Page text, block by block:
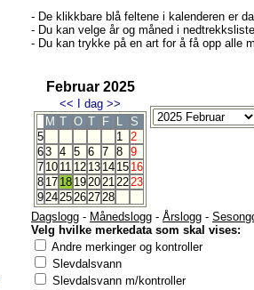
- De klikkbare blå feltene i kalenderen er
- Du kan velge år og måned i
- Du kan trykke på en art for å få opp alle
Februar 2025
<< I dag >>
M T O T F L
S
5
1 2
63 4 5 6 7 8 9
7 10 11 12 13 14 15 16
8 17 18 1920212223
92425262728
Dagslogg - Månedslogg - Årslogg -
Velg hvilke merkedata som skal vises:
Andre merkinger og kontroller
Slevdalsvann
Slevdalsvann m/kontroller